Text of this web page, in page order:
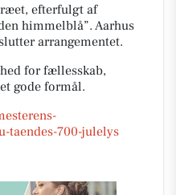
efterfulgt af
himmelblå”. Aarhus
arrangementet.
for fællesskab,
gode formål.
taendes-700-julelys